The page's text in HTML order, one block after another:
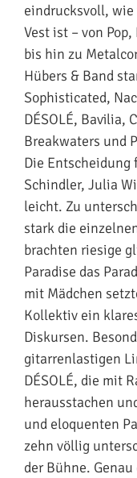
eindrucksvoll,
Vest ist – von
bis hin zu
Hübers & Band
Sophisticated,
DÉSOLÉ, Bavilia,
Breakwaters und
Die Entscheidung
Schindler, Julia
leicht. Zu
stark die
brachten riesige
Paradise das
mit Mädchen
Kollektiv ein
Diskursen.
gitarrenlastigen
DÉSOLÉ, die mit
herausstachen
und eloquenten
zehn völlig
der Bühne.